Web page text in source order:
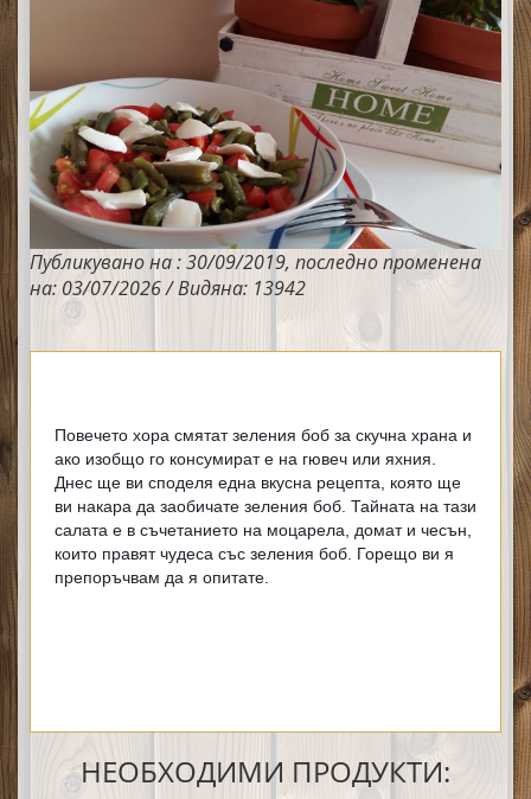
Публикувано на : 30/09/2019, последно променена
на: 03/07/2026 / Видяна: 13942
Повечето хора смятат зеления боб за скучна храна и
ако изобщо го консумират е на гювеч или яхния.
Днес ще ви споделя една вкусна рецепта, която ще
ви накара да заобичате зеления боб. Тайната на тази
салата е в съчетанието на моцарела, домат и чесън,
които правят чудеса със зеления боб. Горещо ви я
препоръчвам да я опитате.
НЕОБХОДИМИ ПРОДУКТИ: